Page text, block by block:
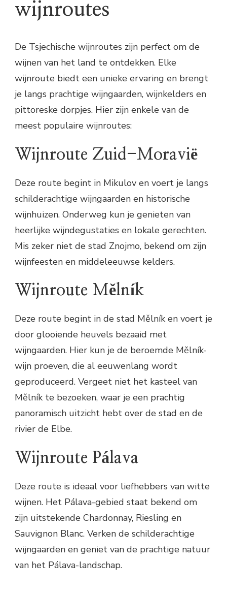
wijnroutes
De Tsjechische wijnroutes zijn perfect om de
wijnen van het land te ontdekken. Elke
wijnroute biedt een unieke ervaring en brengt
je langs prachtige wijngaarden, wijnkelders en
pittoreske dorpjes. Hier zijn enkele van de
meest populaire wijnroutes:
Wijnroute Zuid-Moravië
Deze route begint in Mikulov en voert je langs
schilderachtige wijngaarden en historische
wijnhuizen. Onderweg kun je genieten van
heerlijke wijndegustaties en lokale gerechten.
Mis zeker niet de stad Znojmo, bekend om zijn
wijnfeesten en middeleeuwse kelders.
Wijnroute Mělník
Deze route begint in de stad Mělník en voert je
door glooiende heuvels bezaaid met
wijngaarden. Hier kun je de beroemde Mělník-
wijn proeven, die al eeuwenlang wordt
geproduceerd. Vergeet niet het kasteel van
Mělník te bezoeken, waar je een prachtig
panoramisch uitzicht hebt over de stad en de
rivier de Elbe.
Wijnroute Pálava
Deze route is ideaal voor liefhebbers van witte
wijnen. Het Pálava-gebied staat bekend om
zijn uitstekende Chardonnay, Riesling en
Sauvignon Blanc. Verken de schilderachtige
wijngaarden en geniet van de prachtige natuur
van het Pálava-landschap.